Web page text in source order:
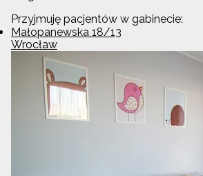
Przyjmuję pacjentów w gabinecie:
Małopanewska 18/13
Wrocław